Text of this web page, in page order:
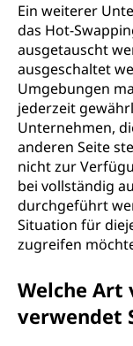
Ein weiterer
das Hot-
ausgetauscht
ausgeschaltet
Umgebungen
jederzeit
Unternehmen,
anderen Seite
nicht zur
bei vollständig
durchgeführt
Situation für
zugreifen
Welche Art
verwendet